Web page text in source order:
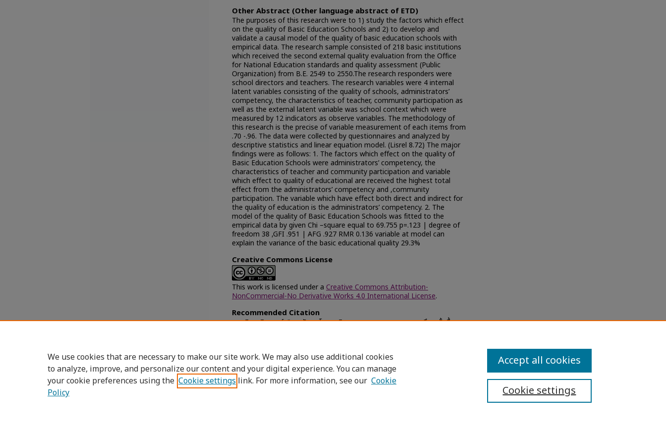
Other Abstract (Other language abstract of ETD)
The purposes of this research were to 1) study the factors which effect
on the quality of Basic Education Schools and 2) to develop and
validate a causal model of the quality of basic education schools with
empirical data. The research sample consisted of 218 basic institutions
which received the second external quality evaluation from the Office
for National Education standards and quality assessment (Public
Organization) from B.E. 2549 to 2550.The research responders were
school directors and teachers. The research variables were 4 internal
latent variables consisting of the quality of schools, administrators’
competency, the characteristics of teacher, community participation as
well as the external latent variable was school context which were
measured by 12 indicators as observe variables. The methodology of
this research is the precise of variable measurement of each items from
.70 -.96. The data were collected by questionnaires and analyzed by
descriptive statistics and linear equation model. (Lisrel 8.72) The major
findings were as follows: 1. The factors which effect on the quality of
Basic Education Schools were administrators’ competency, the
characteristics of teacher and community participation and variable
which effect to quality of educational are received the highest total
effect from the administrators’ competency and ,community
participation. The variable which have effect both direct and indirect for
the quality of education is the administrators’ competency. 2. The
model of the quality of Basic Education Schools was fitted to the
empirical data by given Chi –square equal to 69.755 p=.123 | degree of
freedom 38 ,GFI .951 | AFG .927 RMR 0.136 variable at model can
explain the variance of the basic educational quality 29.3%
Creative Commons License
This work is licensed under a Creative Commons Attribution-
NonCommercial-No Derivative Works 4.0 International License.
Recommended Citation
ทะคะทิน, วชิราภรณ์, "การพัฒนาโมเดลเชิงสาเหตุของคุณภาพของสถานศึกษาขั้นพื้น
Accessibility Statement
We use cookies that are necessary to make our site work. We may also use additional cookies
to analyze, improve, and personalize our content and your digital experience. You can manage
your cookie preferences using the Cookie settings link. For more information, see our Cookie
Policy
Cookie settings
Accept all cookies